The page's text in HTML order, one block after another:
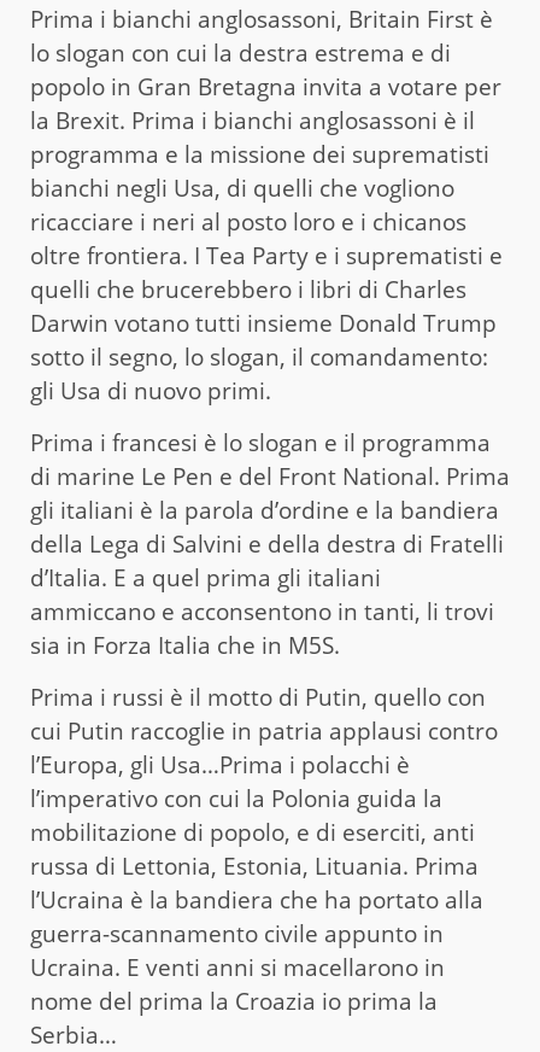
Prima i bianchi anglosassoni, Britain First è
lo slogan con cui la destra estrema e di
popolo in Gran Bretagna invita a votare per
la Brexit. Prima i bianchi anglosassoni è il
programma e la missione dei suprematisti
bianchi negli Usa, di quelli che vogliono
ricacciare i neri al posto loro e i chicanos
oltre frontiera. I Tea Party e i suprematisti e
quelli che brucerebbero i libri di Charles
Darwin votano tutti insieme Donald Trump
sotto il segno, lo slogan, il comandamento:
gli Usa di nuovo primi.
Prima i francesi è lo slogan e il programma
di marine Le Pen e del Front National. Prima
gli italiani è la parola d’ordine e la bandiera
della Lega di Salvini e della destra di Fratelli
d’Italia. E a quel prima gli italiani
ammiccano e acconsentono in tanti, li trovi
sia in Forza Italia che in M5S.
Prima i russi è il motto di Putin, quello con
cui Putin raccoglie in patria applausi contro
l’Europa, gli Usa…Prima i polacchi è
l’imperativo con cui la Polonia guida la
mobilitazione di popolo, e di eserciti, anti
russa di Lettonia, Estonia, Lituania. Prima
l’Ucraina è la bandiera che ha portato alla
guerra-scannamento civile appunto in
Ucraina. E venti anni si macellarono in
nome del prima la Croazia io prima la
Serbia…